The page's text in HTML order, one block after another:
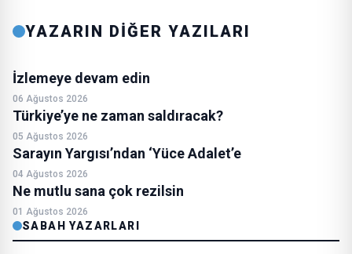
YAZARIN DİĞER YAZILARI
İzlemeye devam edin
06 Ağustos 2026
Türkiye’ye ne zaman saldıracak?
05 Ağustos 2026
Sarayın Yargısı’ndan ‘Yüce Adalet’e
04 Ağustos 2026
Ne mutlu sana çok rezilsin
01 Ağustos 2026
SABAH YAZARLARI